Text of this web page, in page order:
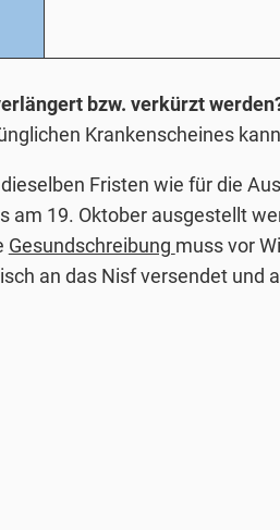
bzw. verkürzt
Krankenscheines
Fristen wie für die
am 19. Oktober ausgestellt
Gesundschreibung muss vor
an das Nisf versendet und